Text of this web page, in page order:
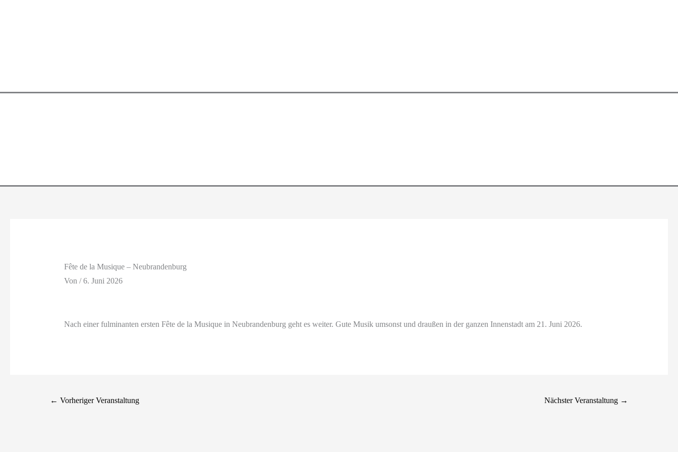
Fête de la Musique – Neubrandenburg
Von /6. Juni 2026
Nach einer fulminanten ersten Fête de la Musique in Neubrandenburg geht es weiter. Gute Musik umsonst und draußen in der ganzen Innenstadt am 21. Juni 2026.
← Vorheriger Veranstaltung Nächster Veranstaltung →